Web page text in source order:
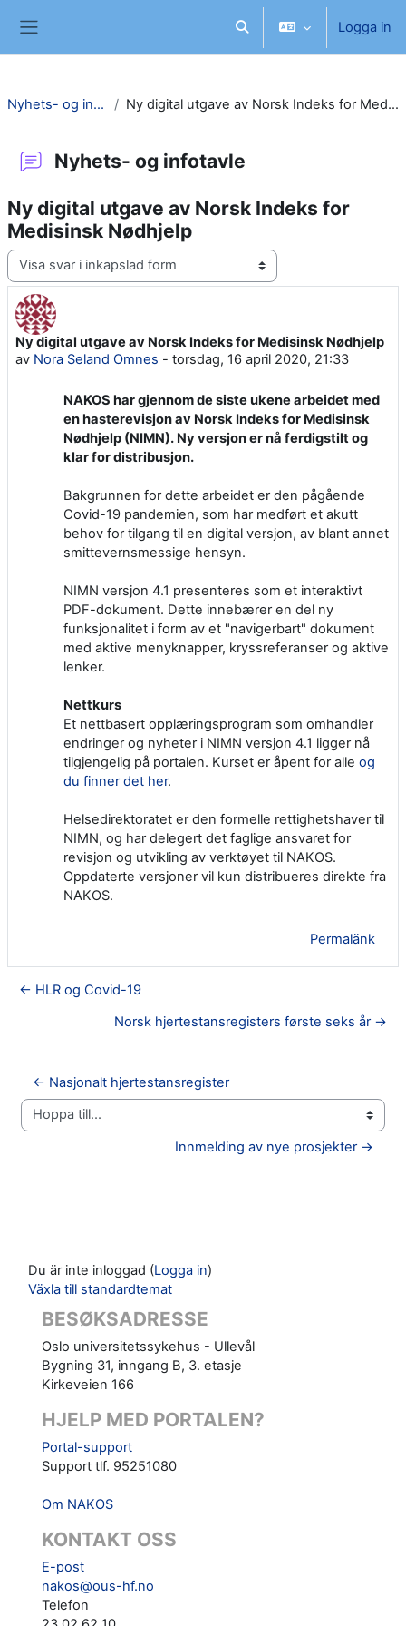
Växla sökinmatningLogga in
Nyhets- og infotavle Ny digital utgave av Norsk Indeks for Medisinsk Nødhjelp
Nyhets- og infotavle
Ny digital utgave av Norsk Indeks for
Medisinsk Nødhjelp
Visningsläge
Ny digital utgave av Norsk Indeks for Medisinsk Nødhjelp
av Nora Seland Omnes - torsdag, 16 april 2020, 21:33
Antal svar: 0
NAKOS har gjennom de siste ukene arbeidet med
en hasterevisjon av Norsk Indeks for Medisinsk
Nødhjelp (NIMN). Ny versjon er nå ferdigstilt og
klar for distribusjon.
Bakgrunnen for dette arbeidet er den pågående
Covid-19 pandemien, som har medført et akutt
behov for tilgang til en digital versjon, av blant annet
smittevernsmessige hensyn.
NIMN versjon 4.1 presenteres som et interaktivt
PDF-dokument. Dette innebærer en del ny
funksjonalitet i form av et "navigerbart" dokument
med aktive menyknapper, kryssreferanser og aktive
lenker.
Nettkurs
Et nettbasert opplæringsprogram som omhandler
endringer og nyheter i NIMN versjon 4.1 ligger nå
tilgjengelig på portalen. Kurset er åpent for alle og
du finner det her.
Helsedirektoratet er den formelle rettighetshaver til
NIMN, og har delegert det faglige ansvaret for
revisjon og utvikling av verktøyet til NAKOS.
Oppdaterte versjoner vil kun distribueres direkte fra
NAKOS.
Permalänk
← HLR og Covid-19
Norsk hjertestansregisters første seks år →
← Nasjonalt hjertestansregister
Hoppa till...
Innmelding av nye prosjekter →
Du är inte inloggad (Logga in)
Växla till standardtemat
BESØKSADRESSE
Oslo universitetssykehus - Ullevål
Bygning 31, inngang B, 3. etasje
Kirkeveien 166
HJELP MED PORTALEN?
Portal-support
Support tlf. 95251080
Om NAKOS
KONTAKT OSS
E-post
nakos@ous-hf.no
Telefon